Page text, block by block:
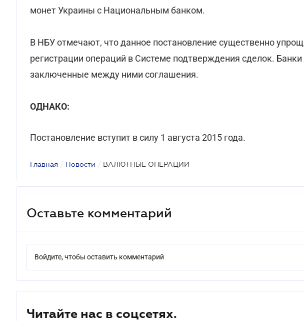
монет Украины с Национальным банком.
В НБУ отмечают, что данное постановление существенно
регистрации операций в Системе подтверждения сделок.
заключенные между ними соглашения.
ОДНАКО:
Постановление вступит в силу 1 августа 2015 года.
Главная / Новости / ВАЛЮТНЫЕ ОПЕРАЦИИ
Оставьте комментарий
Войдите, чтобы оставить комментарий
Читайте нас в соцсетях.